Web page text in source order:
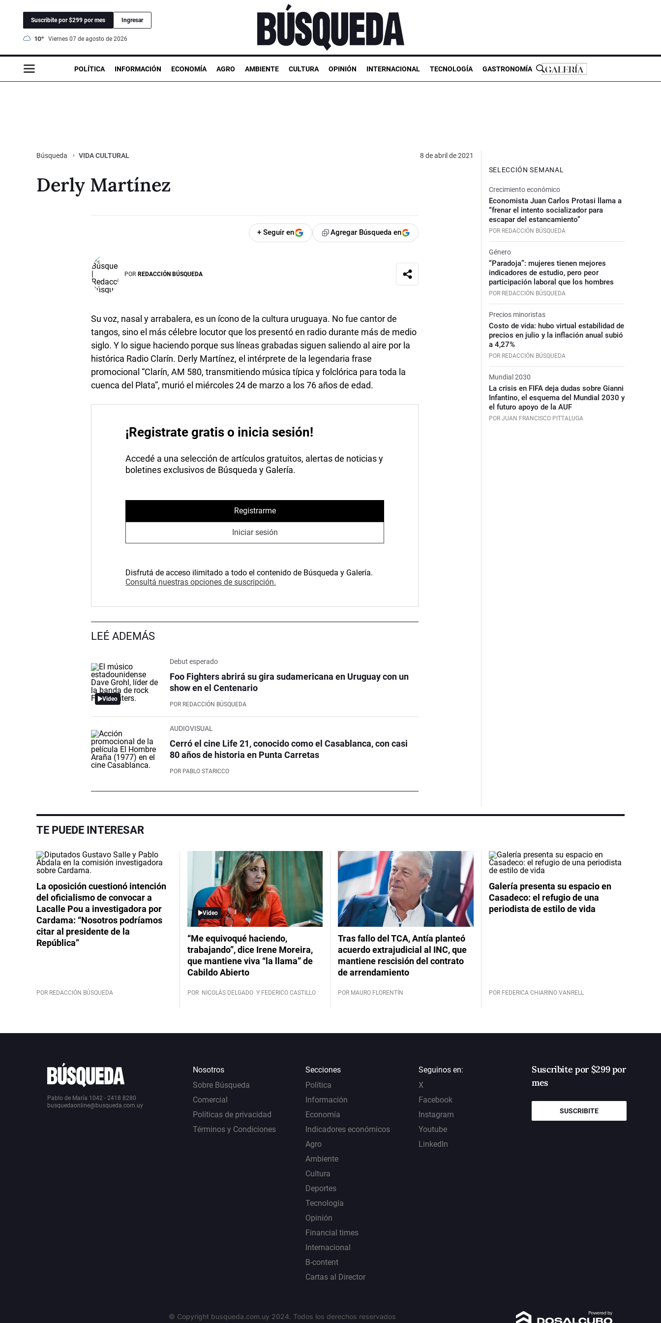
Suscribite por $299 por mes Ingresar
10° viernes 07 de agosto de 2026
POLÍTICA INFORMACIÓN ECONOMÍA AGRO AMBIENTE CULTURA OPINIÓN INTERNACIONAL TECNOLOGÍA GASTRONOMÍA
Búsqueda VIDA CULTURAL 8 de abril de 2021
Derly Martínez
+ Seguir en Agregar Búsqueda en
POR REDACCIÓN BÚSQUEDA
Su voz, nasal y arrabalera, es un ícono de la cultura uruguaya. No fue cantor de
tangos, sino el más célebre locutor que los presentó en radio durante más de medio
siglo. Y lo sigue haciendo porque sus líneas grabadas siguen saliendo al aire por la
histórica Radio Clarín. Derly Martínez, el intérprete de la legendaria frase
promocional “Clarín, AM 580, transmitiendo música típica y folclórica para toda la
cuenca del Plata”, murió el miércoles 24 de marzo a los 76 años de edad.
¡Registrate gratis o inicia sesión!
Accedé a una selección de artículos gratuitos, alertas de noticias y
boletines exclusivos de Búsqueda y Galería.
Registrarme
Iniciar sesión
Disfrutá de acceso ilimitado a todo el contenido de Búsqueda y Galería.
Consultá nuestras opciones de suscripción.
LEÉ ADEMÁS
Video
Debut esperado
Foo Fighters abrirá su gira sudamericana en Uruguay con un
show en el Centenario
POR REDACCIÓN BÚSQUEDA
AUDIOVISUAL
Cerró el cine Life 21, conocido como el Casablanca, con casi
80 años de historia en Punta Carretas
POR PABLO STARICCO
SELECCIÓN SEMANAL
Crecimiento económico
Economista Juan Carlos Protasi llama a
“frenar el intento socializador para
escapar del estancamiento”
POR REDACCIÓN BÚSQUEDA
Género
“Paradoja”: mujeres tienen mejores
indicadores de estudio, pero peor
participación laboral que los hombres
POR REDACCIÓN BÚSQUEDA
Precios minoristas
Costo de vida: hubo virtual estabilidad de
precios en julio y la inflación anual subió
a 4,27%
POR REDACCIÓN BÚSQUEDA
Mundial 2030
La crisis en FIFA deja dudas sobre Gianni
Infantino, el esquema del Mundial 2030 y
el futuro apoyo de la AUF
POR JUAN FRANCISCO PITTALUGA
TE PUEDE INTERESAR
La oposición cuestionó intención
del oficialismo de convocar a
Lacalle Pou a investigadora por
Cardama: “Nosotros podríamos
citar al presidente de la
República”
POR REDACCIÓN BÚSQUEDA
Video
“Me equivoqué haciendo,
trabajando”, dice Irene Moreira,
que mantiene viva “la llama” de
Cabildo Abierto
POR NICOLÁS DELGADO Y FEDERICO CASTILLO
Tras fallo del TCA, Antía planteó
acuerdo extrajudicial al INC, que
mantiene rescisión del contrato
de arrendamiento
POR MAURO FLORENTÍN
Galería presenta su espacio en
Casadeco: el refugio de una
periodista de estilo de vida
POR FEDERICA CHIARINO VANRELL
Pablo de María 1042 - 2418 8280
busquedaonline@busqueda.com.uy
Nosotros
Sobre Búsqueda
Comercial
Políticas de privacidad
Términos y Condiciones
Secciones
Política
Información
Economía
Indicadores económicos
Agro
Ambiente
Cultura
Deportes
Tecnología
Opinión
Financial times
Internacional
B-content
Cartas al Director
Seguinos en:
X
Facebook
Instagram
Youtube
LinkedIn
Suscribite por $299 por
mes
SUSCRIBITE
© Copyright busqueda.com.uy 2024. Todos los derechos reservados